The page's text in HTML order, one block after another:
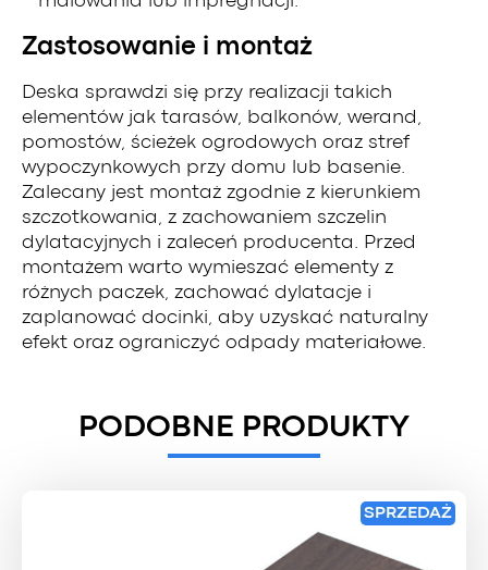
Zastosowanie i montaż
Deska sprawdzi się przy realizacji takich
elementów jak tarasów, balkonów, werand,
pomostów, ścieżek ogrodowych oraz stref
wypoczynkowych przy domu lub basenie.
Zalecany jest montaż zgodnie z kierunkiem
szczotkowania, z zachowaniem szczelin
dylatacyjnych i zaleceń producenta. Przed
montażem warto wymieszać elementy z
różnych paczek, zachować dylatacje i
zaplanować docinki, aby uzyskać naturalny
efekt oraz ograniczyć odpady materiałowe.
PODOBNE PRODUKTY
SPRZEDAŻ